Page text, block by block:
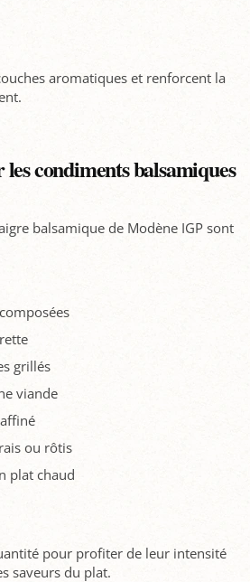
aromatiques et renforcent la
condiments balsamiques
balsamique de Modène IGP sont
grillés
viande
ou rôtis
plat chaud
pour profiter de leur intensité
saveurs du plat.